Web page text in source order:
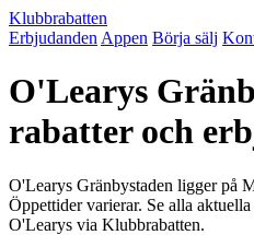
Klubbrabatten
Erbjudanden Appen Börja sälj
O'Learys
rabatter och
O'Learys Gränbystaden ligger på
Öppettider varierar. Se alla
O'Learys via Klubbrabatten.